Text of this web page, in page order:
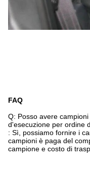
FAQ
Q: Posso avere
d'esecuzione per ordine
: Sì, possiamo fornire i
campioni è paga del
campione e costo di